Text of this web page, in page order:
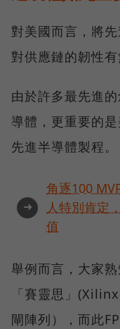
對美國而言，將
對供應鏈的韌性有
由於許多最先進
導體，更重要的
先進半導體製程。
➜
角逐100
人特別肯定
值
舉例而言，大家
「賽靈思」
閘陣列），而此